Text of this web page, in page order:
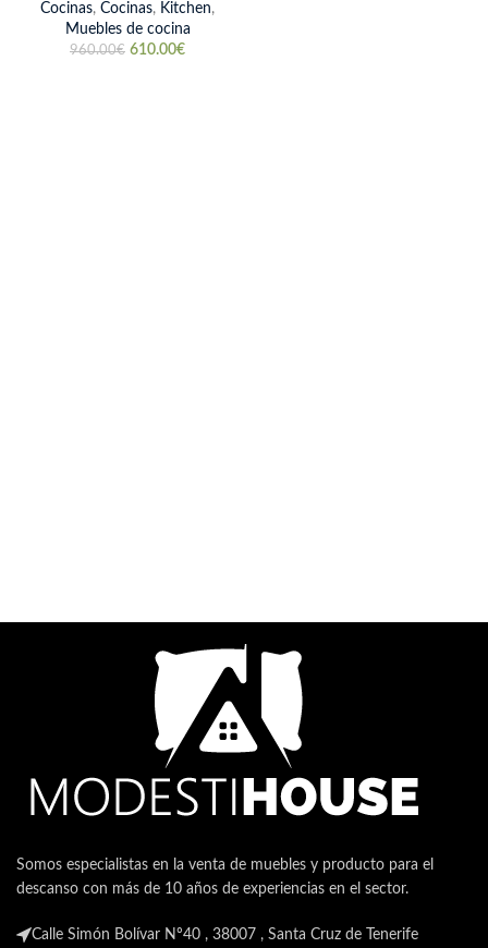
Cocinas, Cocinas, Kitchen,
Muebles de cocina
960.00€ 610.00€
Somos especialistas en la venta de muebles y producto para el
descanso con más de 10 años de experiencias en el sector.
Calle Simón Bolívar Nº40 , 38007 , Santa Cruz de Tenerife